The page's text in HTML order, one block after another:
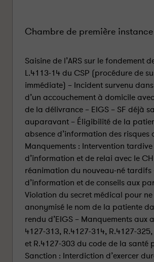
Chambre de première
Saisine de l’ARS sur le fondement
L.4113-14 du CSP (procédure de
immédiate) – Incident survenu
d’un accouchement à domicile
de la délivrance – EIGS – SF déjà
auparavant – Éligibilité de la
absence d’information des risques
Manquements : Intervention tardive
d’information et de relai avec le
réanimation du nouveau-né tardifs
d’information et de conseils aux
Violation du secret médical pour
anonymisé le nom de la patiente
rendu d’EIGS – Manquements aux
4127-313, R.4127-314, R.4127-
et R.4127-303 du code de la santé
Sanction : Interdiction d’exercer